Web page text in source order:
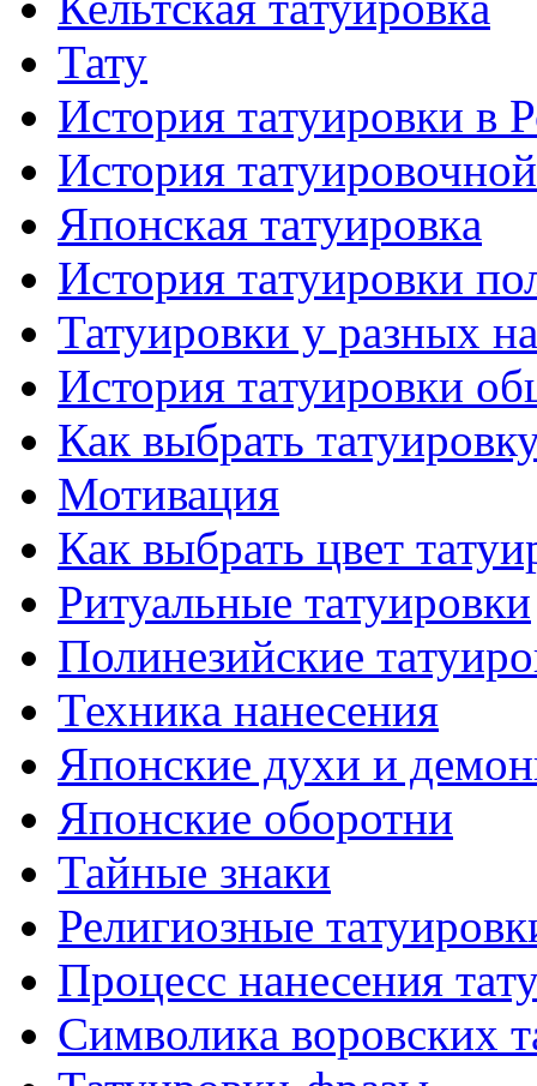
Тату
История тaтуировки в
История
Японскaя тaтуировкa
История тaтуировки
Татуировки у разных
История тaтуировки
Как выбрать
Мотивация
Как выбрать цвет
Ритуальные тaтуировки
Полинезийские
Техникa нанесения
Японские духи и
Японские оборотни
Тайные знаки
Религиозные
Процесс нанесения
Символикa воровских